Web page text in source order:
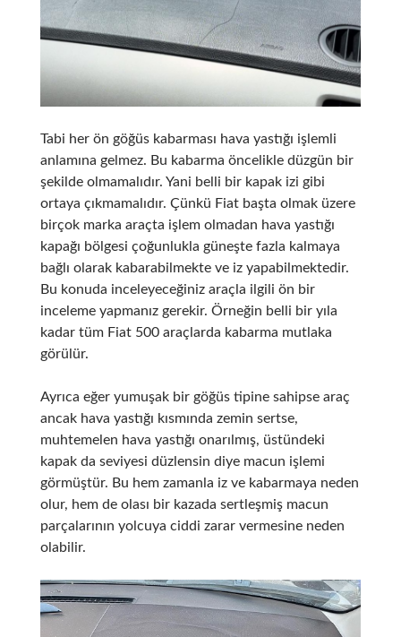
Tabi her ön göğüs kabarması hava yastığı işlemli
anlamına gelmez. Bu kabarma öncelikle düzgün bir
şekilde olmamalıdır. Yani belli bir kapak izi gibi
ortaya çıkmamalıdır. Çünkü Fiat başta olmak üzere
birçok marka araçta işlem olmadan hava yastığı
kapağı bölgesi çoğunlukla güneşte fazla kalmaya
bağlı olarak kabarabilmekte ve iz yapabilmektedir.
Bu konuda inceleyeceğiniz araçla ilgili ön bir
inceleme yapmanız gerekir. Örneğin belli bir yıla
kadar tüm Fiat 500 araçlarda kabarma mutlaka
görülür.
Ayrıca eğer yumuşak bir göğüs tipine sahipse araç
ancak hava yastığı kısmında zemin sertse,
muhtemelen hava yastığı onarılmış, üstündeki
kapak da seviyesi düzlensin diye macun işlemi
görmüştür. Bu hem zamanla iz ve kabarmaya neden
olur, hem de olası bir kazada sertleşmiş macun
parçalarının yolcuya ciddi zarar vermesine neden
olabilir.